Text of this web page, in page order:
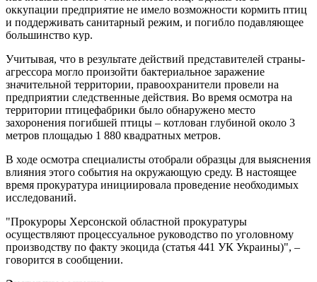
оккупации предприятие не имело возможности кормить птиц
и поддерживать санитарный режим, и погибло подавляющее
большинство кур.
Учитывая, что в результате действий представителей страны-
агрессора могло произойти бактериальное заражение
значительной территории, правоохранители провели на
предприятии следственные действия. Во время осмотра на
территории птицефабрики было обнаружено место
захоронения погибшей птицы – котлован глубиной около 3
метров площадью 1 880 квадратных метров.
В ходе осмотра специалисты отобрали образцы для выяснения
влияния этого события на окружающую среду. В настоящее
время прокуратура инициировала проведение необходимых
исследований.
"Прокуроры Херсонской областной прокуратуры
осуществляют процессуальное руководство по уголовному
производству по факту экоцида (статья 441 УК Украины)", –
говорится в сообщении.